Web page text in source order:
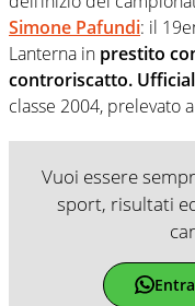
Simone Pafundi: il
Lanterna in prestito
controriscatto.
classe 2004, prelevato
Vuoi essere
sport, risultati